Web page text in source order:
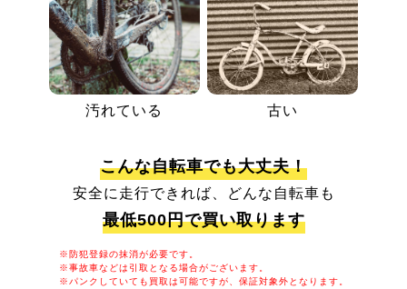
汚れている 古い
こんな自転車でも大丈夫！
安全に走行できれば、どんな自転車も
最低500円で買い取ります
※防犯登録の抹消が必要です。
※事故車などは引取となる場合がございます。
※パンクしていても買取は可能ですが、保証対象外となります。